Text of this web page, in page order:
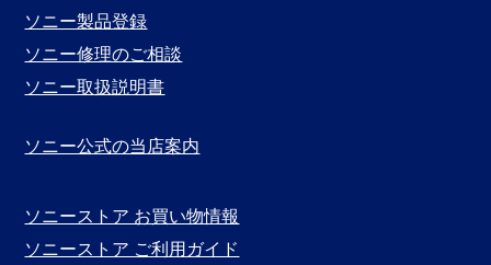
ソニー製品登録
ソニー修理のご相談
ソニー取扱説明書
ソニー公式の当店案内
ソニーストア お買い物情報
ソニーストア ご利用ガイド